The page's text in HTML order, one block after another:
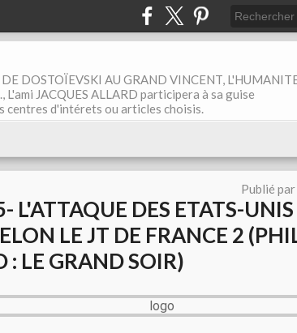
DOSTOÏEVSKI AU GRAND VINCENT,
L'ami JACQUES ALLARD participera à sa guise
centres d'intérets ou articles choisis.
Publié par
L'ATTAQUE DES ETATS-
LE JT DE FRANCE 2
: LE GRAND SOIR)